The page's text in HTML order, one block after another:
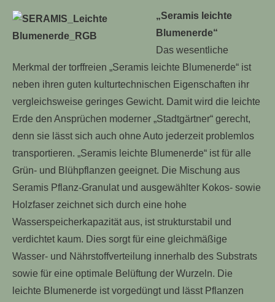
„Seramis leichte
Blumenerde“
Das wesentliche
Merkmal der torffreien „Seramis leichte Blumenerde“ ist
neben ihren guten kulturtechnischen Eigenschaften ihr
vergleichsweise geringes Gewicht. Damit wird die leichte
Erde den Ansprüchen moderner „Stadtgärtner“ gerecht,
denn sie lässt sich auch ohne Auto jederzeit problemlos
transportieren. „Seramis leichte Blumenerde“ ist für alle
Grün- und Blühpflanzen geeignet. Die Mischung aus
Seramis Pflanz-Granulat und ausgewählter Kokos- sowie
Holzfaser zeichnet sich durch eine hohe
Wasserspeicherkapazität aus, ist strukturstabil und
verdichtet kaum. Dies sorgt für eine gleichmäßige
Wasser- und Nährstoffverteilung innerhalb des Substrats
sowie für eine optimale Belüftung der Wurzeln. Die
leichte Blumenerde ist vorgedüngt und lässt Pflanzen